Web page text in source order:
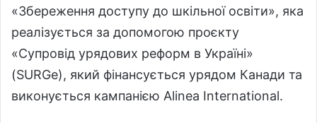
«Збереження доступу до шкільної освіти», яка
реалізується за допомогою проєкту
«Супровід урядових реформ в Україні»
(SURGe), який фінансується урядом Канади та
виконується кампанією Alinea International.